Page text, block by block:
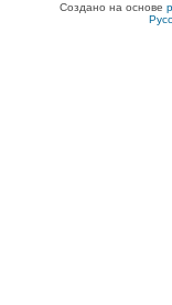
Создано на основе